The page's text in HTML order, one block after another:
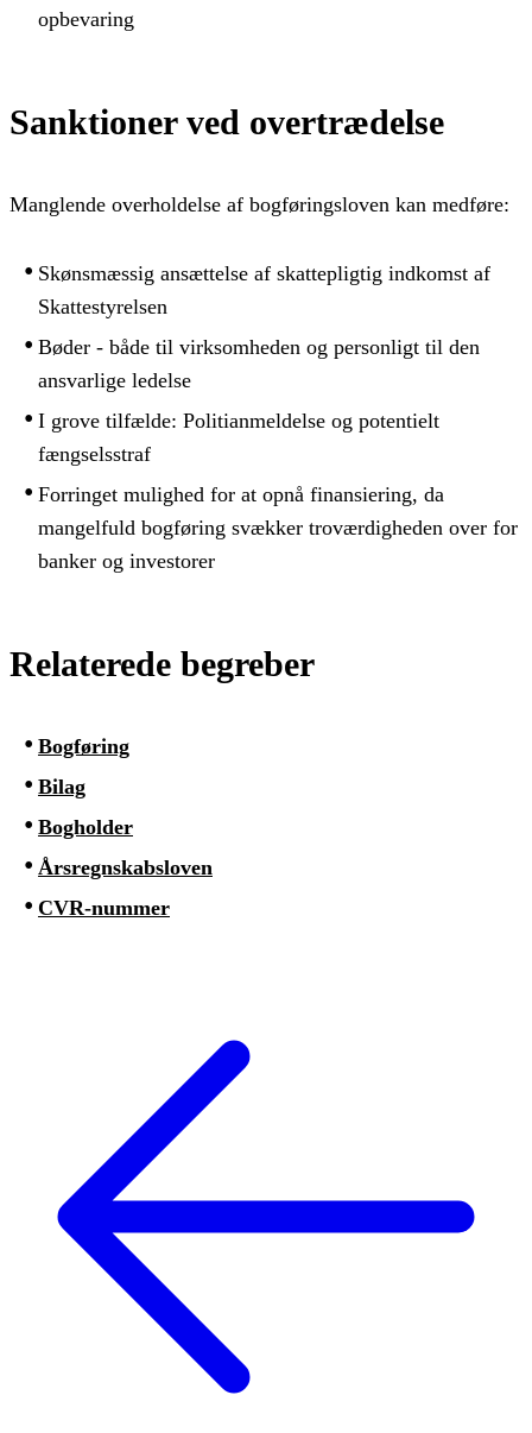
opbevaring
Sanktioner ved overtrædelse
Manglende overholdelse af bogføringsloven kan medføre:
Skønsmæssig ansættelse af skattepligtig indkomst af
Skattestyrelsen
Bøder - både til virksomheden og personligt til den
ansvarlige ledelse
I grove tilfælde: Politianmeldelse og potentielt
fængselsstraf
Forringet mulighed for at opnå finansiering, da
mangelfuld bogføring svækker troværdigheden over for
banker og investorer
Relaterede begreber
Bogføring
Bilag
Bogholder
Årsregnskabsloven
CVR-nummer